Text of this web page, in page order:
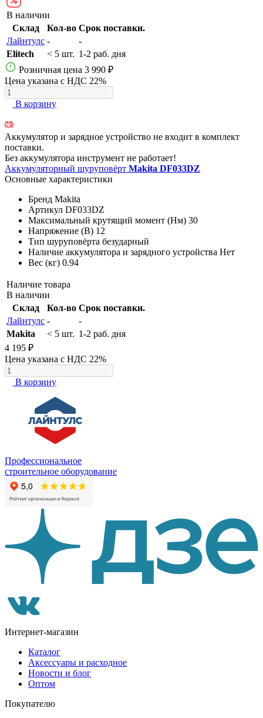
В наличии
Склад
Кол-во Срок поставки.
Лайнтулс -
-
Elitech
< 5 шт. 1-2 раб. дня
Розничная цена 3 990 ₽
Цена указана с НДС 22%
В корзину
Аккумулятор и зарядное устройство не входит в комплект
поставки.
Без аккумулятора инструмент не работает!
Аккумуляторный шуруповёрт Makita DF033DZ
Основные характеристики
Бренд Makita
Артикул DF033DZ
Максимальный крутящий момент (Нм) 30
Напряжение (В) 12
Тип шуруповёрта безударный
Наличие аккумулятора и зарядного устройства Нет
Вес (кг) 0.94
Наличие товара
В наличии
Склад
Кол-во Срок поставки.
Лайнтулс -
-
Makita
< 5 шт. 1-2 раб. дня
4 195 ₽
Цена указана с НДС 22%
В корзину
Профессиональное
строительное оборудование
Интернет-магазин
Каталог
Аксессуары и расходное
Новости и блог
Оптом
Покупателю